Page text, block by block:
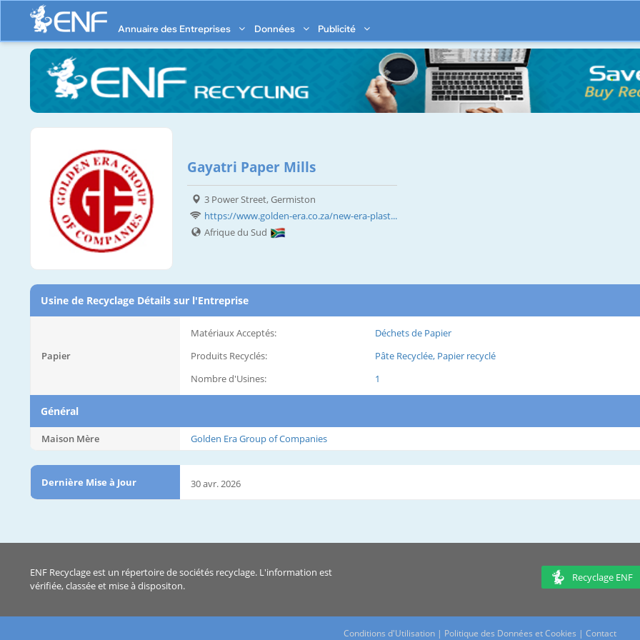
Annuaire des Entreprises Données Publicité
Gayatri Paper Mills
3 Power Street, Germiston
https://www.golden-era.co.za/new-era-plast...
Afrique du Sud
Usine de Recyclage Détails sur l'Entreprise
Papier
Matériaux Acceptés:
Déchets de Papier
Produits Recyclés:
Pâte Recyclée, Papier recyclé
Nombre d'Usines:
1
Général
Maison Mère Golden Era Group of Companies
Dernière Mise à Jour 30 avr. 2026
ENF Recyclage est un répertoire de sociétés recyclage. L'information est
vérifiée, classée et mise à dispositon.
Recyclage ENF
Conditions d'Utilisation | Politique des Données et Cookies | Contact